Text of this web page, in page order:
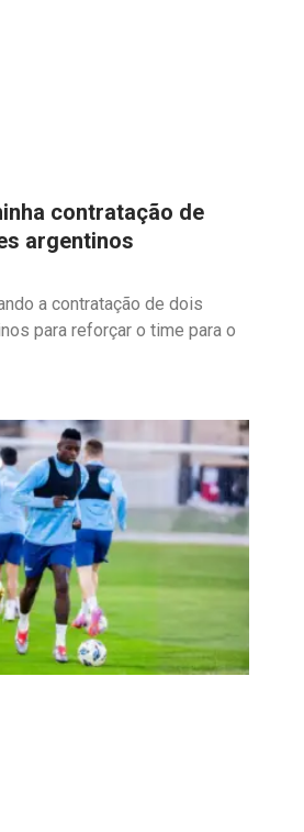
contratação de
argentinos
a contratação de dois
para reforçar o time para o